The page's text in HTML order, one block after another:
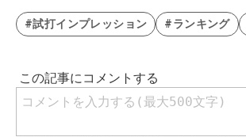
#試打インプレッション #ランキング